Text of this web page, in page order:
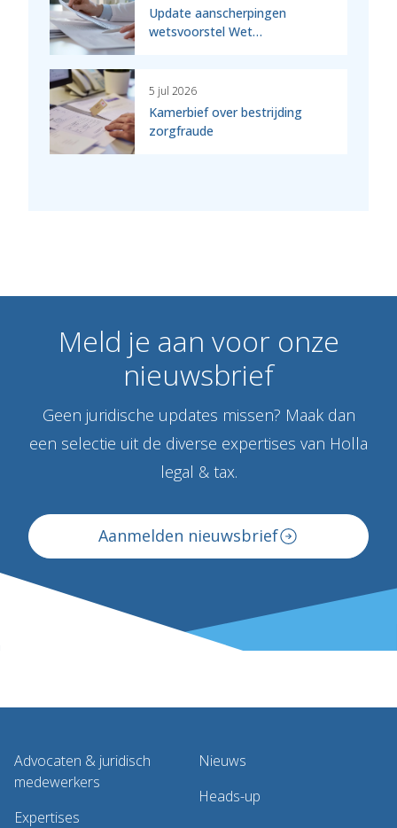
Update aanscherpingen
wetsvoorstel Wet…
5 jul 2026
Kamerbief over bestrijding
zorgfraude
Meld je aan voor onze
nieuwsbrief
Geen juridische updates missen? Maak dan
een selectie uit de diverse expertises van Holla
legal & tax.
Aanmelden nieuwsbrief
Advocaten & juridisch
medewerkers
Expertises
Nieuws
Heads-up